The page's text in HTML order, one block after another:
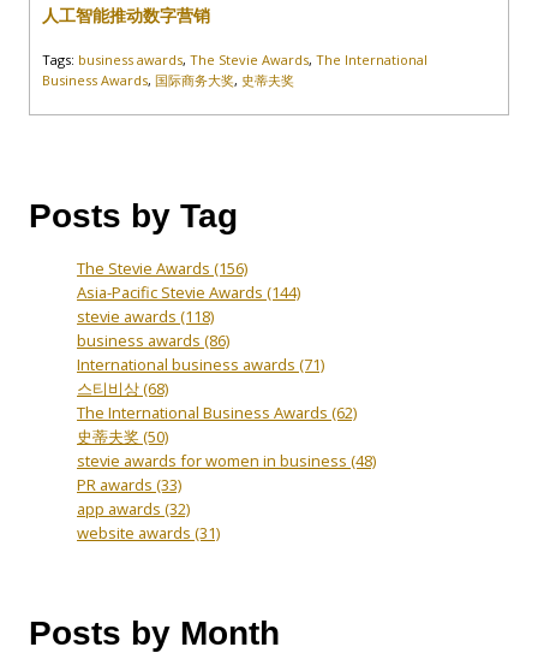
人工智能推动数字营销
Tags: business awards, The Stevie Awards, The International
Business Awards, 国际商务大奖, 史蒂夫奖
Posts by Tag
The Stevie Awards (156)
Asia-Pacific Stevie Awards (144)
stevie awards (118)
business awards (86)
International business awards (71)
스티비상(68)
The International Business Awards (62)
史蒂夫奖 (50)
stevie awards for women in business (48)
PR awards (33)
app awards (32)
website awards (31)
Posts by Month